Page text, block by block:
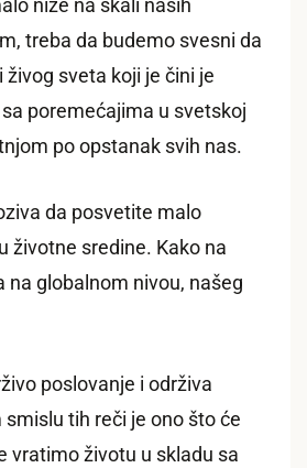
niže na skali naših
treba da budemo svesni da
sveta koji je čini je
poremećajima u svetskoj
po opstanak svih nas.
da posvetite malo
životne sredine. Kako na
na globalnom nivou, našeg
poslovanje i održiva
tih reči je ono što će
vratimo životu u skladu sa